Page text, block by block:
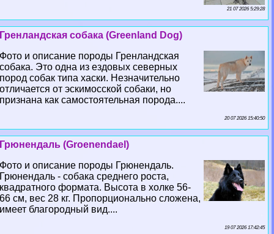
21 07 2026 5:29:28
Гренландская собака (Greenland Dog)
Фото и описание породы Гренландская
собака. Это одна из ездовых северных
пород собак типа хаски. Незначительно
отличается от эскимосской собаки, но
признана как самостоятельная порода....
20 07 2026 15:40:50
Грюнендаль (Groenendael)
Фото и описание породы Грюнендаль.
Грюнендаль - собака среднего роста,
квадратного формата. Высота в холке 56-
66 см, вес 28 кг. Пропорционально сложена,
имеет благородный вид....
19 07 2026 17:42:45